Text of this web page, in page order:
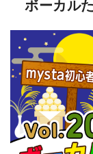
ボーカル